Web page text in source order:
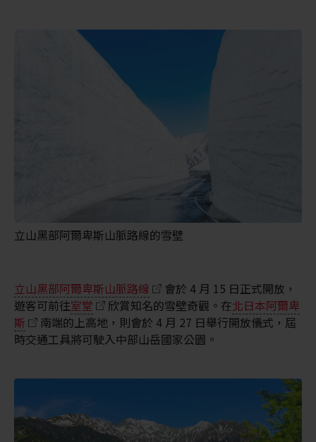
立山黑部阿爾卑斯山脈路線的雪壁
立山黑部阿爾卑斯山脈路線
會於 4 月 15 日正式開放，
遊客可前往室堂 欣賞知名的雪壁奇觀。在北日本阿爾卑
斯
南端的上高地，則會於 4 月 27 日舉行開放儀式，屆
時交通工具將可駛入中部山岳國家公園。